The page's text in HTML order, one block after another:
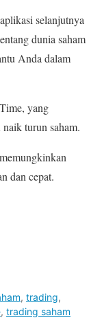
selanjutnya
dunia saham
Anda dalam
yang
turun saham.
dan cepat.
, trading,
, trading saham